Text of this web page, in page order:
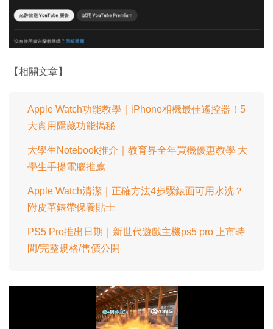
【相關文章】
Apple Watch功能教學｜iPhone相機最佳遙控器！5
大實用隱藏功能揭秘
大學生Notebook推介｜教育界全年買機優惠教學 大
學生手提電腦推薦
Apple Watch清潔｜正確方法4步驟錶面可用水洗？
附皮革錶帶保養貼士
PS5 Pro推出日期｜新世代遊戲主機ps5 pro 上市時
間/完整規格/售價公開